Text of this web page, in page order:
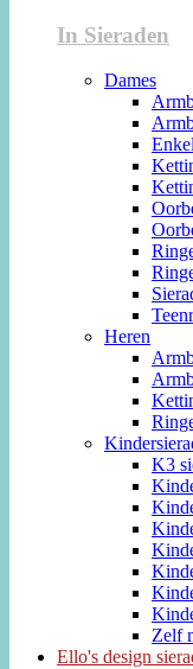
In Sieraden
Dames
Heren
K3
Zelf
Ello's design